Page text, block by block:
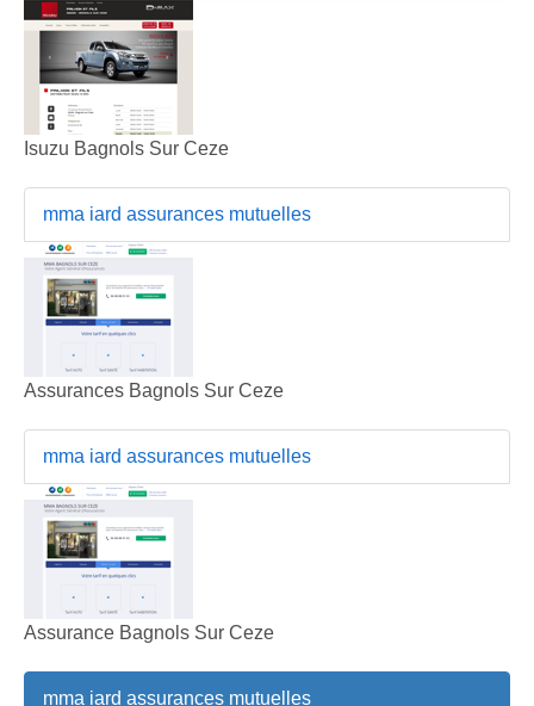
Isuzu Bagnols Sur Ceze
mma iard assurances mutuelles
Assurances Bagnols Sur Ceze
mma iard assurances mutuelles
Assurance Bagnols Sur Ceze
mma iard assurances mutuelles